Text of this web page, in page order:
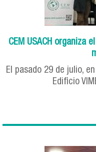
CEM USACH organiza
El pasado 29 de julio,
Edificio